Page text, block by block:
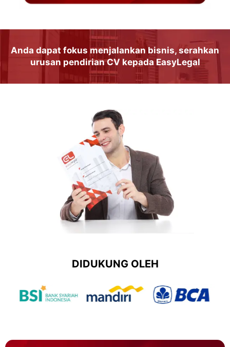
Anda dapat fokus menjalankanbisnis, serahkan
urusan pendirian CV kepada EasyLegal
DIDUKUNG OLEH